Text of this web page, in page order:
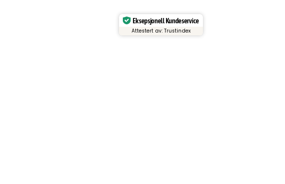
Eksepsjonell Kundeservice
Attestert av: Trustindex